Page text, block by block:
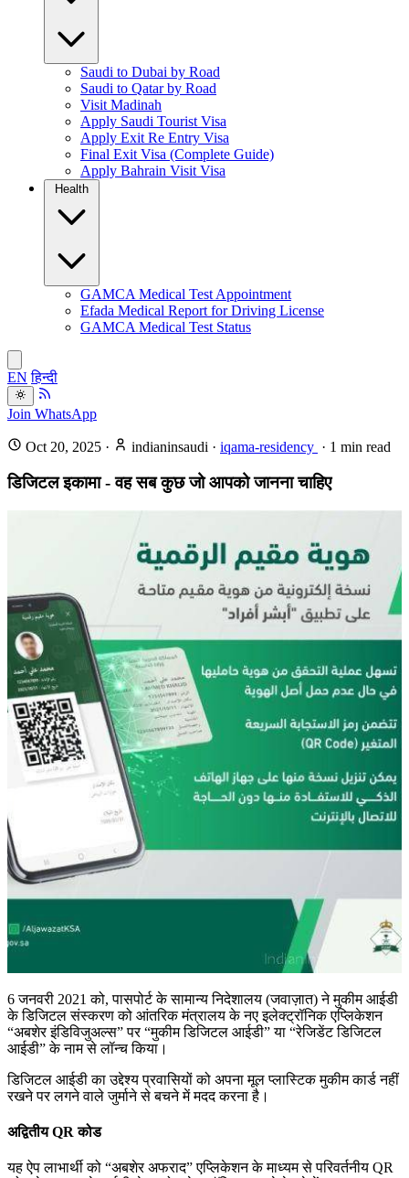
Saudi to Dubai by Road
Saudi to Qatar by Road
Visit Madinah
Apply Saudi Tourist Visa
Apply Exit Re Entry Visa
Final Exit Visa (Complete Guide)
Apply Bahrain Visit Visa
GAMCA Medical Test Appointment
Efada Medical Report for Driving License
GAMCA Medical Test Status
EN हिन्दी
Join WhatsApp
Oct 20, 2025 · indianinsaudi · iqama-residency · 1 min read
डिजिटल इकामा - वह सब कुछ जो आपको जानना चाहिए
6 जनवरी 2021 को, पासपोर्ट के सामान्य निदेशालय (जवाज़ात) ने मुकीम आईडी
के डिजिटल संस्करण को आंतरिक मंत्रालय के नए इलेक्ट्रॉनिक एप्लिकेशन
“अबशेर इंडिविजुअल्स” पर “मुकीम डिजिटल आईडी” या “रेजिडेंट डिजिटल
आईडी” के नाम से लॉन्च किया।
डिजिटल आईडी का उद्देश्य प्रवासियों को अपना मूल प्लास्टिक मुकीम कार्ड नहीं
रखने पर लगने वाले जुर्माने से बचने में मदद करना है।
अद्वितीय QR कोड
यह ऐप लाभार्थी को “अबशेर अफराद” एप्लिकेशन के माध्यम से परिवर्तनीय QR